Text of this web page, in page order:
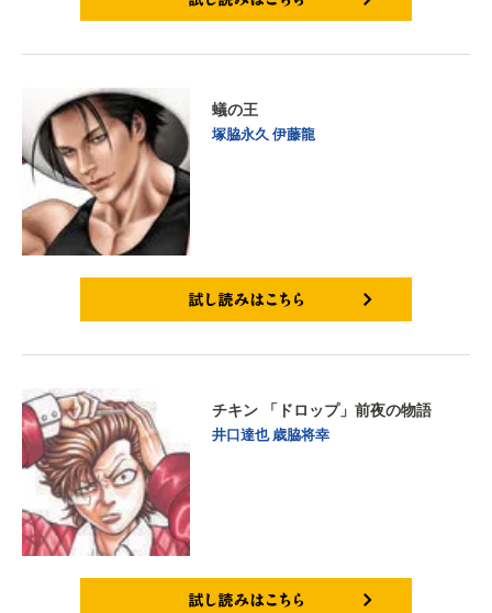
蟻の王
塚脇永久伊藤龍
チキン 「ドロップ」前夜の物語
井口達也 歳脇将幸